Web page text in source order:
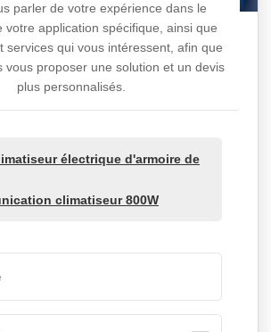
parler de votre expérience dans le
votre application spécifique, ainsi que
services qui vous intéressent, afin que
vous proposer une solution et un devis
plus personnalisés.
électrique d'armoire de
climatiseur 800W